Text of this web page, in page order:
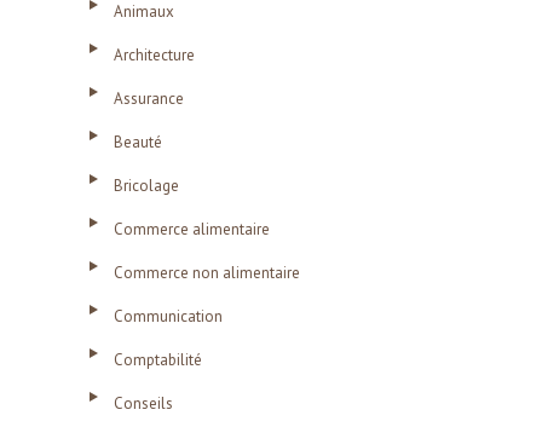
Animaux
Architecture
Assurance
Beauté
Bricolage
Commerce alimentaire
Commerce non alimentaire
Communication
Comptabilité
Conseils